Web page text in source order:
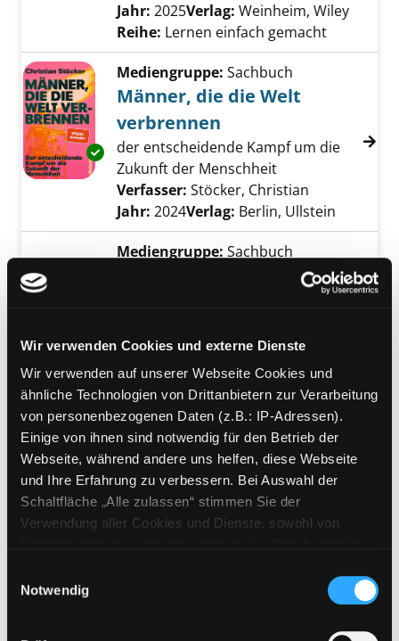
Wir verwenden Cookies und externe Dienste
Wir verwenden auf unserer Webseite Cookies und
ähnliche Technologien von Drittanbietern zur Verarbeitung
von personenbezogenen Daten (z.B.: IP-Adressen).
Einige von ihnen sind notwendig für den Betrieb der
Webseite, während andere uns helfen, diese Webseite
und Ihre Erfahrung zu verbessern. Bei Auswahl der
Schaltfläche „Alle zulassen“ stimmen Sie der
Verwendung aller Cookies und Dienste, sowohl von
Cookies von Drittanbietern, eine Verarbeitung in
unsicheren Drittländern (Länder außerhalb des EWR
ohne adäquates Datenschutzniveau) stattfinden kann. In
Notwendig
Jahr: 2025Verlag: Weinheim, Wiley
Reihe: Lernen einfach gemacht
Exemplar-Details von Männer, die die Welt
Mediengruppe: Sachbuch
Männer, die die Welt
verbrennen
der entscheidende Kampf um die
Zukunft der Menschheit
Verfasser: Stöcker, Christian
Jahr: 2024Verlag: Berlin, Ullstein
Mediengruppe: Sachbuch
Energetisch Sanieren für
Photovoltaik und Co. :
Einsparungspotenziale und
Nachhaltigkeit : von der
Bestandsaufnahme über die
Planung bis zu Fertigstellung und
Förderung
Verfasser:Riederer, KatharinaSuche
Jahr:2024Verlag:Weinheim, Wiley
Reihe:Lernen einfach gemacht
Exemplar-Details von Nachhaltiges
Nachhaltiges Grafikdesign
[ökologisch und sozial gestalten in